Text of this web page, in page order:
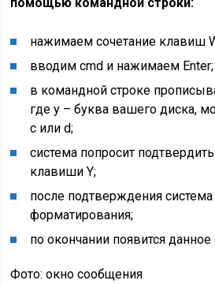
нажимаем сочетание клавиш
вводим cmd и нажимаем Enter;
в командной строке
где y – буква вашего диска,
c или d;
система попросит
клавиши Y;
после подтверждения
форматирования;
по окончании появится
Фото: окно сообщения